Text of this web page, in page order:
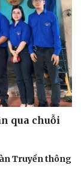
qua chuỗi
Truyền thông